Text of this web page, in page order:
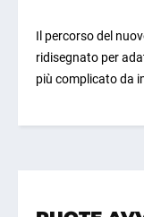
Il percorso del
ridisegnato per
più complicato da